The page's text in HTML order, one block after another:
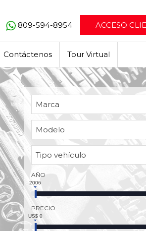
809-594-8954 ACCESO
Contáctenos Tour Virtual
AÑO
2006
PRECIO
US$ 0